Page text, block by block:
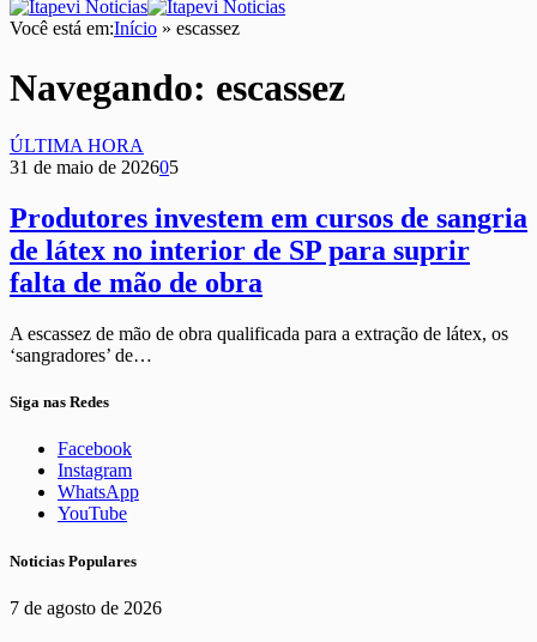
Você está em:Início » escassez
Navegando: escassez
ÚLTIMA HORA
31 de maio de 202605
Produtores investem em cursos de sangria
de látex no interior de SP para suprir
falta de mão de obra
A escassez de mão de obra qualificada para a extração de látex, os
‘sangradores’ de…
Siga nas Redes
Facebook
Instagram
WhatsApp
YouTube
Noticias Populares
7 de agosto de 2026